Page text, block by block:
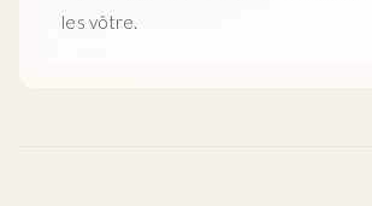
les vôtre.